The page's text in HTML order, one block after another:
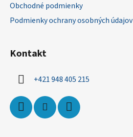
Obchodné podmienky
Podmienky ochrany osobných údajov
Kontakt
+421 948 405 215